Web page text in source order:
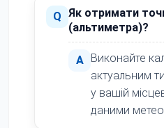
Q Як отримати
(альтиметра)?
A
Виконайте
актуальним
у вашій
даними